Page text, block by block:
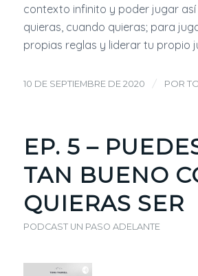
contexto infinito y poder jugar
quieras, cuando quieras; para
propias reglas y liderar tu propio
10 DE SEPTIEMBRE DE 2020 / POR
EP. 5 –
TAN BUENO
QUIERAS SER
PODCAST UN PASO ADELANTE